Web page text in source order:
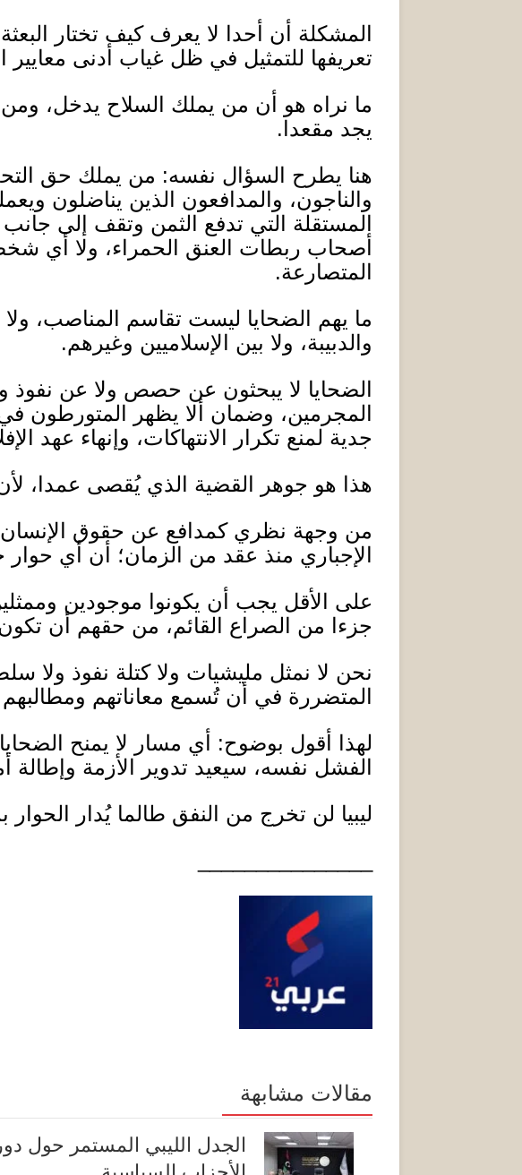
المشكلة أن أحدا لا يعرف كيف تختار
تعريفها للتمثيل في ظل غياب أدنى معايير
ما نراه هو أن من يملك السلاح يدخل،
يجد مقعدا .
هنا يطرح السؤال نفسه: من يملك حق
والناجون، والمدافعون الذين يناضلون
المستقلة التي تدفع الثمن وتقف إلى
أصحاب ربطات العنق الحمراء، ولا أي
المتصارعة.
ما يهم الضحايا ليست تقاسم المناصب، ولا
والدبيبة، ولا بين الإسلاميين وغيرهم.
الضحايا لا يبحثون عن حصص ولا عن نفوذ
المجرمين، وضمان ألا يظهر المتورطون
جدية لمنع تكرار الانتهاكات، وإنهاء عهد
هذا هو جوهر القضية الذي يُقصى عمدا،
من وجهة نظري كمدافع عن حقوق
الإجباري منذ عقد من الزمان؛ أن أي
على الأقل يجب أن يكونوا موجودين
جزءا من الصراع القائم، من حقهم أن
نحن لا نمثل مليشيات ولا كتلة نفوذ ولا
المتضررة في أن تُسمع معاناتهم
لهذا أقول بوضوح:
أي مسار لا يمنح
الفشل نفسه، سيعيد تدوير الأزمة وإطالة
ليبيا لن تخرج من النفق طالما يُدار
مقالات مشابهة
الجدل الليبي المستمر حول دور